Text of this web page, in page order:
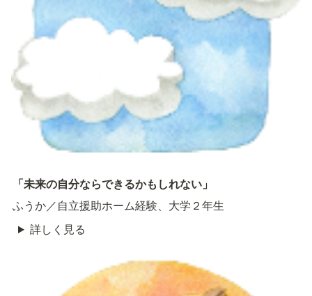
「未来の自分ならできるかもしれない」
ふうか／自立援助ホーム経験、大学２年生
詳しく見る